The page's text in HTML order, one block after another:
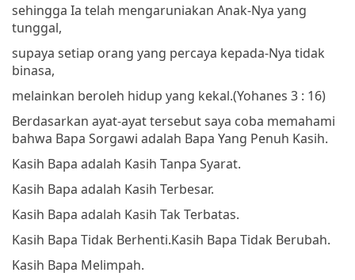
sehingga Ia telah mengaruniakan Anak-Nya yang
tunggal,
supaya setiap orang yang percaya kepada-Nya tidak
binasa,
melainkan beroleh hidup yang kekal.(Yohanes 3 : 16)
Berdasarkan ayat-ayat tersebut saya coba memahami
bahwa Bapa Sorgawi adalah Bapa Yang Penuh Kasih.
Kasih Bapa adalah Kasih Tanpa Syarat.
Kasih Bapa adalah Kasih Terbesar.
Kasih Bapa adalah Kasih Tak Terbatas.
Kasih Bapa Tidak Berhenti.Kasih Bapa Tidak Berubah.
Kasih Bapa Melimpah.